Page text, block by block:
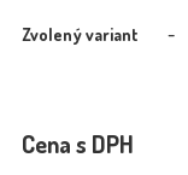
Zvolený variant -
Cena s DPH